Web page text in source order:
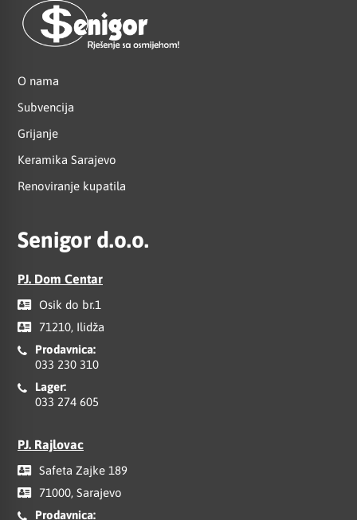
O nama
Subvencija
Grijanje
Keramika Sarajevo
Renoviranje kupatila
Senigor d.o.o.
PJ. Dom Centar
Osik do br.1
71210, Ilidža
Prodavnica:
033 230 310
Lager:
033 274 605
PJ. Rajlovac
Safeta Zajke 189
71000, Sarajevo
Prodavnica: